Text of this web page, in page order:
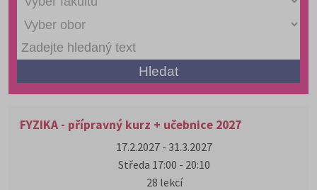
FYZIKA - přípravný kurz + učebnice 2027
17.2.2027 - 31.3.2027
Středa 17:00 - 20:10
28 lekcí